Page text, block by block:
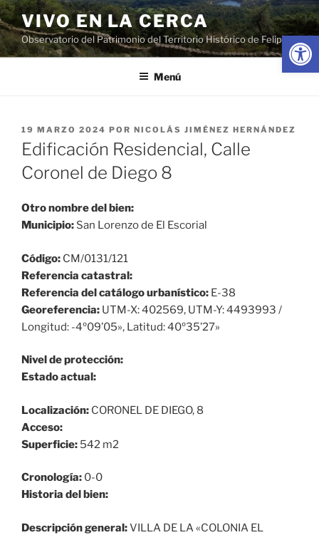
Abrir
Saltar
al
contenido
VIVO EN LA CERCA
Observatorio del Patrimonio del Territorio Histórico de Felipe II
Menú
PUBLICADO
EL
19 MARZO 2024 POR NICOLÁS JIMÉNEZ HERNÁNDEZ
Edificación Residencial, Calle
Coronel de Diego 8
Otro nombre del bien:
Municipio: San Lorenzo de El Escorial
Código: CM/0131/121
Referencia catastral:
Referencia del catálogo urbanístico: E-38
Georeferencia: UTM-X: 402569, UTM-Y: 4493993 /
Longitud: -4º09’05», Latitud: 40º35’27»
Nivel de protección:
Estado actual:
Localización: CORONEL DE DIEGO, 8
Acceso:
Superficie: 542 m2
Cronología: 0-0
Historia del bien:
Descripción general:VILLA DE LA «COLONIA EL